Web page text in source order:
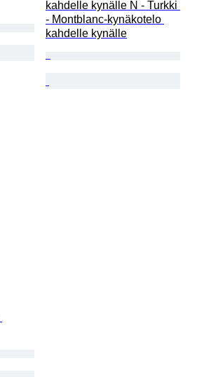
kahdelle kynälle N - Turkki
- Montblanc-kynäkotelo
kahdelle kynälle